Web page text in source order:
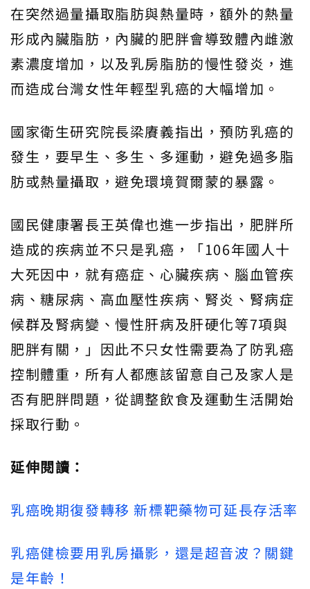
在突然過量攝取脂肪與熱量時，額外的熱量
形成內臟脂肪，內臟的肥胖會導致體內雌激
素濃度增加，以及乳房脂肪的慢性發炎，進
而造成台灣女性年輕型乳癌的大幅增加。
國家衛生研究院長梁賡義指出，預防乳癌的
發生，要早生、多生、多運動，避免過多脂
肪或熱量攝取，避免環境賀爾蒙的暴露。
國民健康署長王英偉也進一步指出，肥胖所
造成的疾病並不只是乳癌，「106年國人十
大死因中，就有癌症、心臟疾病、腦血管疾
病、糖尿病、高血壓性疾病、腎炎、腎病症
候群及腎病變、慢性肝病及肝硬化等7項與
肥胖有關，」因此不只女性需要為了防乳癌
控制體重，所有人都應該留意自己及家人是
否有肥胖問題，從調整飲食及運動生活開始
採取行動。
延伸閱讀：
乳癌晚期復發轉移 新標靶藥物可延長存活率
乳癌健檢要用乳房攝影，還是超音波？關鍵
是年齡！